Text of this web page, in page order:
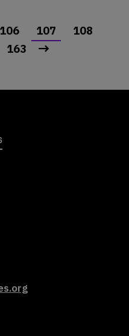
106 107
108
163